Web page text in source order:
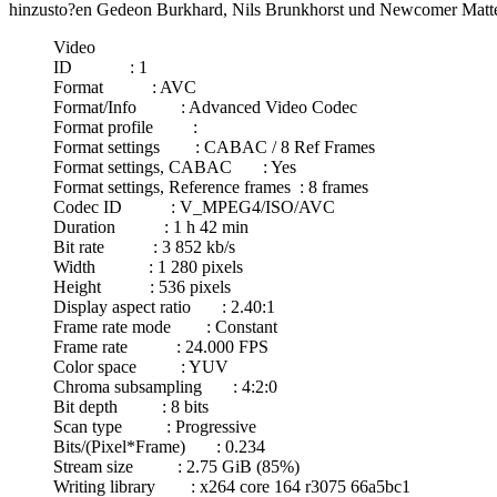
hinzusto?en Gedeon Burkhard, Nils Brunkhorst und Newcomer
Video
ID : 1
Format : AVC
Format/Info : Advanced Video Codec
Format profile :
Format settings : CABAC / 8 Ref Frames
Format settings, CABAC : Yes
Format settings, Reference frames : 8 frames
Codec ID : V_MPEG4/ISO/AVC
Duration : 1 h 42 min
Bit rate : 3 852 kb/s
Width : 1 280 pixels
Height : 536 pixels
Display aspect ratio : 2.40:1
Frame rate mode : Constant
Frame rate : 24.000 FPS
Color space : YUV
Chroma subsampling : 4:2:0
Bit depth : 8 bits
Scan type : Progressive
Bits/(Pixel*Frame) : 0.234
Stream size : 2.75 GiB (85%)
Writing library : x264 core 164 r3075 66a5bc1